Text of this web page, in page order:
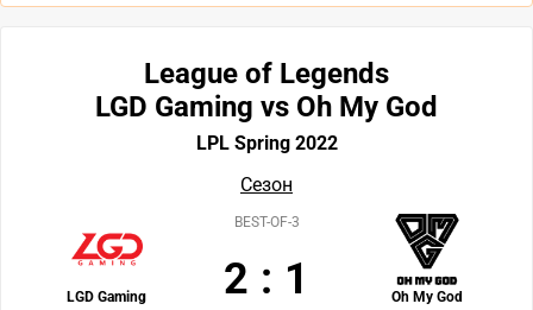
League of Legends
LGD Gaming vs Oh My God
LPL Spring 2022
Сезон
LGD Gaming Oh My God
BEST-OF-3
2 : 1